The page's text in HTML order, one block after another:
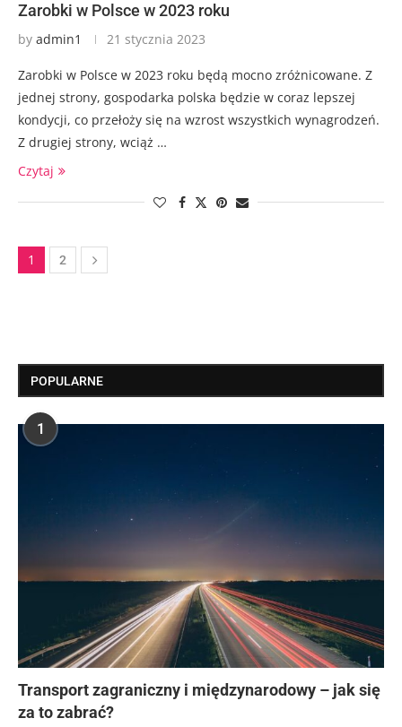
Zarobki w Polsce w 2023 roku
by admin1 21 stycznia 2023
Zarobki w Polsce w 2023 roku będą mocno zróżnicowane. Z
jednej strony, gospodarka polska będzie w coraz lepszej
kondycji, co przełoży się na wzrost wszystkich wynagrodzeń.
Z drugiej strony, wciąż …
Czytaj
1 2
POPULARNE
1
Transport zagraniczny i międzynarodowy – jak się
za to zabrać?